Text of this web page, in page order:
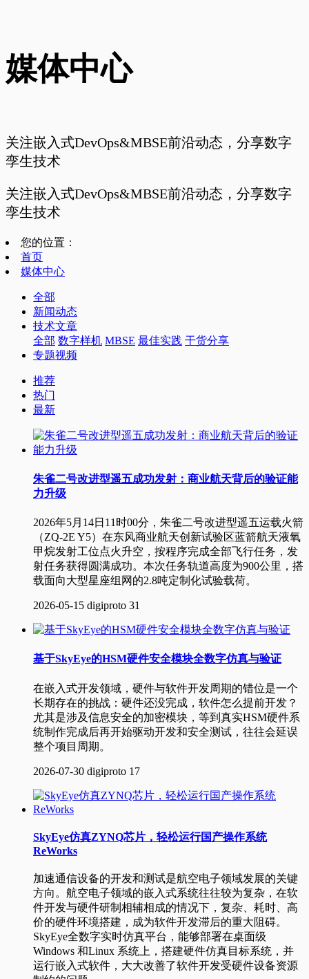
媒体中心
关注嵌入式DevOps&MBSE前沿动态，分享数字
孪生技术
关注嵌入式DevOps&MBSE前沿动态，分享数字
孪生技术
您的位置：
首页
媒体中心
全部
新闻动态
技术文章
全部 数字样机 MBSE 最佳实践 干货分享
专题视频
推荐
热门
最新
朱雀二号改进型遥五成功发射：商业航天背后的验证能
力升级
2026年5月14日11时00分，朱雀二号改进型遥五运载火箭
（ZQ-2E Y5）在东风商业航天创新试验区蓝箭航天液氧
甲烷发射工位点火升空，按程序完成全部飞行任务，发
射任务获得圆满成功。本次任务轨道高度为900公里，搭
载面向大型星座组网的2.8吨定制化试验载荷。
2026-05-15 digiproto 31
基于SkyEye的HSM硬件安全模块全数字仿真与验证
在嵌入式开发领域，硬件与软件开发周期的错位是一个
长期存在的挑战：硬件还没完成，软件怎么提前开发？
尤其是涉及信息安全的加密模块，等到真实HSM硬件系
统制作完成后再开始驱动开发和安全测试，往往会延误
整个项目周期。
2026-07-30 digiproto 17
SkyEye仿真ZYNQ芯片，轻松运行国产操作系统
ReWorks
加速通信设备的开发和测试是航空电子领域发展的关键
方向。航空电子领域的嵌入式系统往往较为复杂，在软
件开发与硬件研制相辅相成的情况下，复杂、耗时、高
价的硬件环境搭建，成为软件开发滞后的重大阻碍。
SkyEye全数字实时仿真平台，能够部署在桌面级
Windows 和Linux 系统上，搭建硬件仿真目标系统，并
运行嵌入式软件，大大改善了软件开发受硬件设备资源